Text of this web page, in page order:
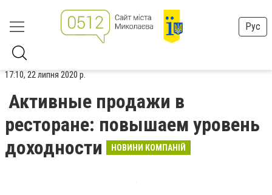
Рус
17:10, 22 липня 2020 р.
Активные продажи в
ресторане: повышаем уровень
доходности
НОВИНИ КОМПАНІЙ